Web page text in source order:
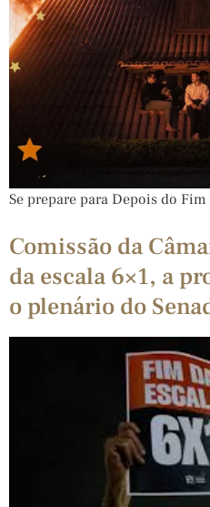
Se prepare para Depois do Fim
Comissão da
da escala 6×1, a
o plenário do